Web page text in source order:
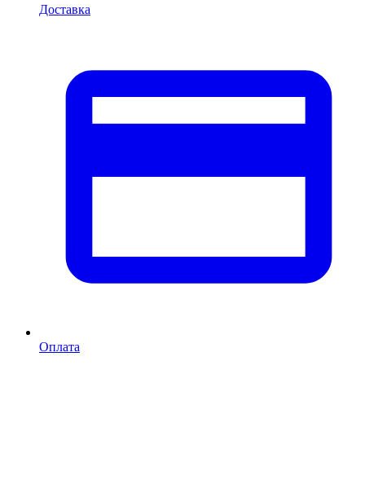
Доставка
Оплата